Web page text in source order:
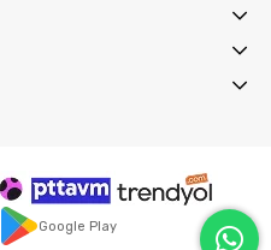
Google Play